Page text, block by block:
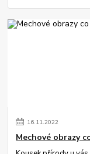
16.11.2022
Mechové obrazy